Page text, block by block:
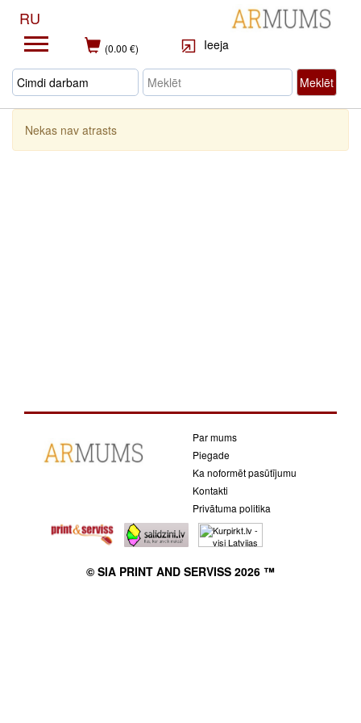
RU
(0.00 €) Ieeja
Meklēt
Nekas nav atrasts
Par mums
Piegade
Ka noformēt pasūtījumu
Kontakti
Privātuma politika
© SIA PRINT AND SERVISS 2026 ™